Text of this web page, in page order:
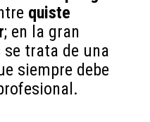
quiste
; en la gran
se trata de una
siempre debe